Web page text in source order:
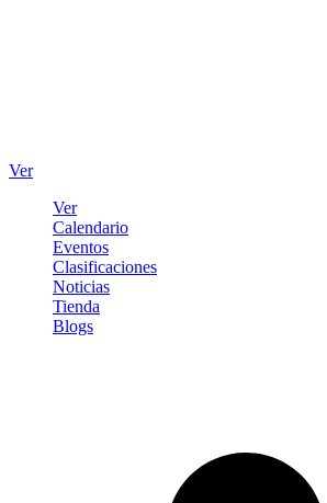
Ver
Ver
Calendario
Eventos
Clasificaciones
Noticias
Tienda
Blogs